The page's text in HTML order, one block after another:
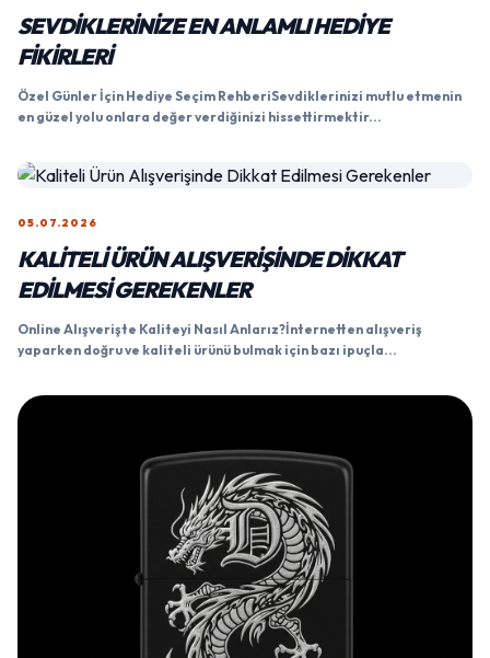
SEVDIKLERINIZE EN ANLAMLI HEDIYE
FIKIRLERI
Özel Günler İçin Hediye Seçim RehberiSevdiklerinizi mutlu etmenin
en güzel yolu onlara değer verdiğinizi hissettirmektir...
05.07.2026
KALITELI ÜRÜN ALIŞVERIŞINDE DIKKAT
EDILMESI GEREKENLER
Online Alışverişte Kaliteyi Nasıl Anlarız?İnternetten alışveriş
yaparken doğru ve kaliteli ürünü bulmak için bazı ipuçla...